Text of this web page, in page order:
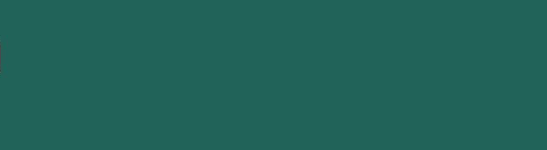
소년과 전문의와 상담하여 우리 아이에게 딱 맞는 예방접종 스케줄을 계획하시기